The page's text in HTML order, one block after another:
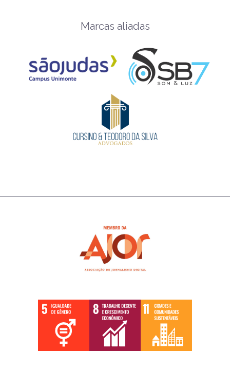
Marcas aliadas